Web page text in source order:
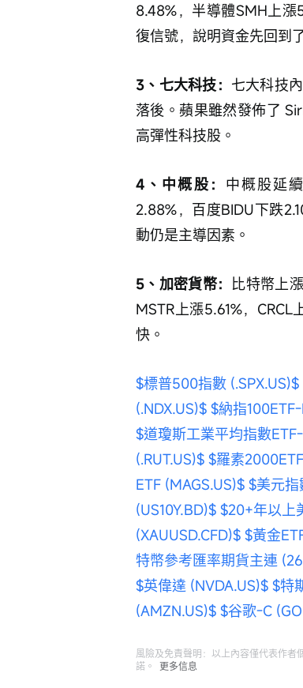
8.48%，半導體SMH上
復信號，說明資金先回到
3、七大科技： 七大科技
落後。蘋果雖然發佈了
高彈性科技股。
4、中概股： 中概股延
2.88%，百度BIDU下跌
動仍是主導因素。
5、加密貨幣： 比特幣上
MSTR上漲5.61%，
快。
$標普500指數 (.SPX.US)$
(.NDX.US)$ $納指
$道瓊斯工業平均指數
(.RUT.US)$ $羅素
ETF (MAGS.US)$ $美元指
(US10Y.BD)$ $20+年以上
(XAUUSD.CFD)$ $黃金
特幣參考匯率期貨主連
$英偉達 (NVDA.US)$ $特
(AMZN.US)$ $谷歌-C
風險及免責聲明：以上內容僅代表作者
諾。
更多信息